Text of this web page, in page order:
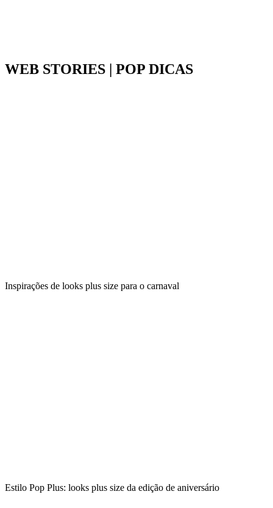
WEB STORIES | POP DICAS
Inspirações de looks plus size para o carnaval
Estilo Pop Plus: looks plus size da edição de aniversário